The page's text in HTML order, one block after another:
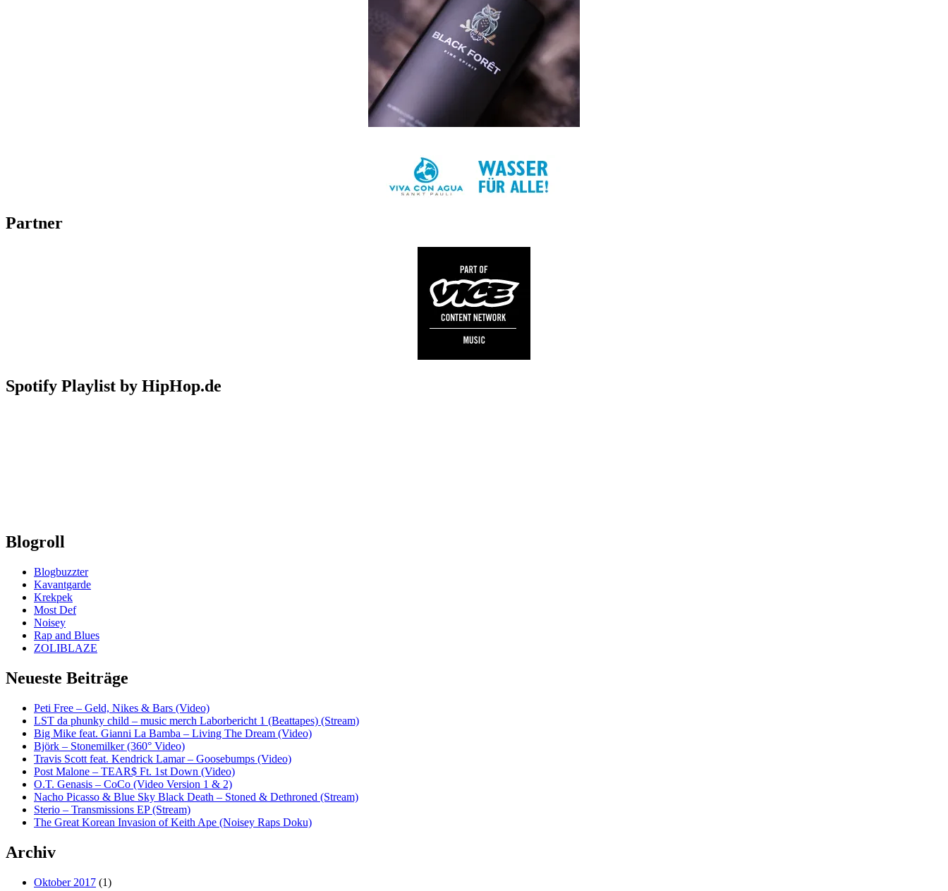
Partner
Spotify Playlist by HipHop.de
Blogroll
Blogbuzzter
Kavantgarde
Krekpek
Most Def
Noisey
Rap and Blues
ZOLIBLAZE
Neueste Beiträge
Peti Free – Geld, Nikes & Bars (Video)
LST da phunky child – music merch Laborbericht 1 (Beattapes) (Stream)
Big Mike feat. Gianni La Bamba – Living The Dream (Video)
Björk – Stonemilker (360° Video)
Travis Scott feat. Kendrick Lamar – Goosebumps (Video)
Post Malone – TEAR$ Ft. 1st Down (Video)
O.T. Genasis – CoCo (Video Version 1 & 2)
Nacho Picasso & Blue Sky Black Death – Stoned & Dethroned (Stream)
Sterio – Transmissions EP (Stream)
The Great Korean Invasion of Keith Ape (Noisey Raps Doku)
Archiv
Oktober 2017 (1)